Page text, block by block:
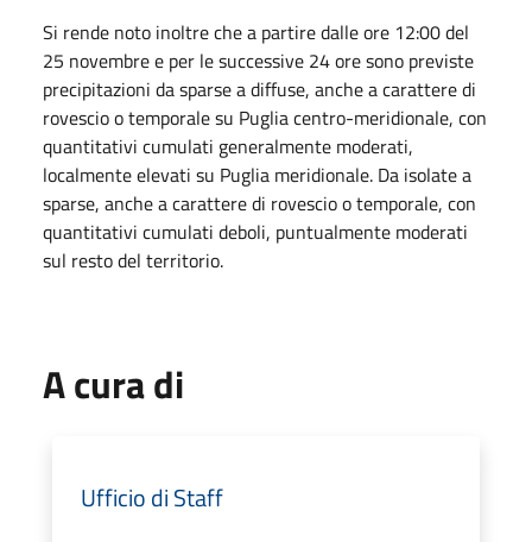
Si rende noto inoltre che a partire dalle ore 12:00 del
25 novembre e per le successive 24 ore sono previste
precipitazioni da sparse a diffuse, anche a carattere di
rovescio o temporale su Puglia centro-meridionale, con
quantitativi cumulati generalmente moderati,
localmente elevati su Puglia meridionale. Da isolate a
sparse, anche a carattere di rovescio o temporale, con
quantitativi cumulati deboli, puntualmente moderati
sul resto del territorio.
A cura di
Ufficio di Staff